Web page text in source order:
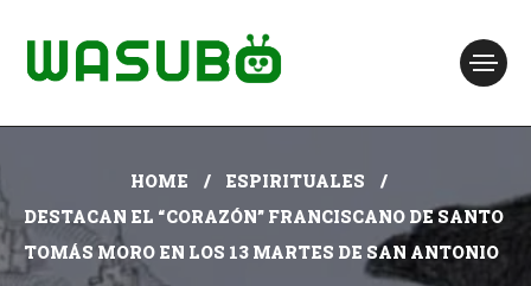
HOME
ESPIRITUALES
DESTACAN EL “CORAZÓN” FRANCISCANO DE SANTO
TOMÁS MORO EN LOS 13 MARTES DE SAN ANTONIO